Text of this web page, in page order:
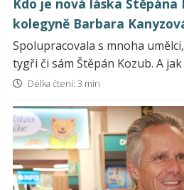
Kdo je nová láska Štěpána
kolegyně Barbara
Spolupracovala s mnoha
tygři či sám Štěpán Kozub. A jak
Délka čtení: 3 min